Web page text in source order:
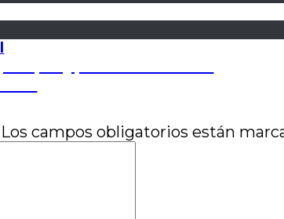
Los campos obligatorios están